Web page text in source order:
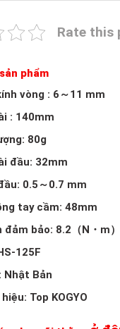
Rate this
phẩm
vòng : 6～11 mm
: 140mm
80g
đầu: 32mm
0.5～0.7 mm
tay cầm: 48mm
bảo: 8.2（N・m）
125F
Nhật Bản
Top KOGYO